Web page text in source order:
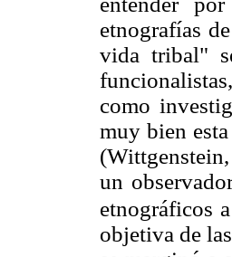
etnografías
vida tribal"
como
muy bien
un
etnográficos
objetiva de